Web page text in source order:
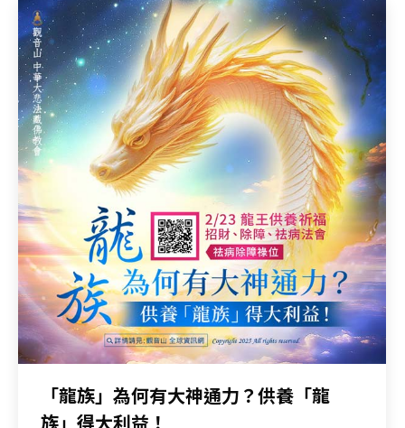
「龍族」為何有大神通力？供養「龍
族」得大利益！